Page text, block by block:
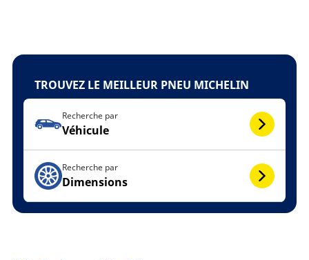
TROUVEZ LE MEILLEUR PNEU MICHELIN
Recherche par
Véhicule
Recherche par
Dimensions